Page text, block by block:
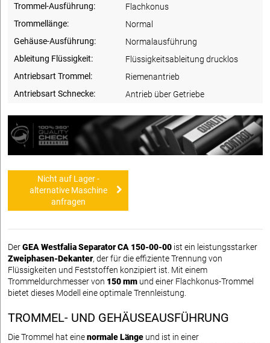
Trommel-Ausführung:
Flachkonus
Trommellänge:
Normal
Gehäuse-Ausführung:
Normalausführung
Ableitung Flüssigkeit:
Flüssigkeitsableitung drucklos
Antriebsart Trommel:
Riemenantrieb
Antriebsart Schnecke:
Antrieb über Getriebe
Nicht auf Lager -
alternative Maschine
anfragen
DerGEA Westfalia Separator CA 150-00-00 ist ein leistungsstarker
Zweiphasen-Dekanter, der für die effiziente Trennung von
Flüssigkeiten und Feststoffen konzipiert ist. Mit einem
Trommeldurchmesser von 150 mm und einer Flachkonus-Trommel
bietet dieses Modell eine optimale Trennleistung.
TROMMEL- UND GEHÄUSEAUSFÜHRUNG
Die Trommel hat einenormale Länge und ist in einer